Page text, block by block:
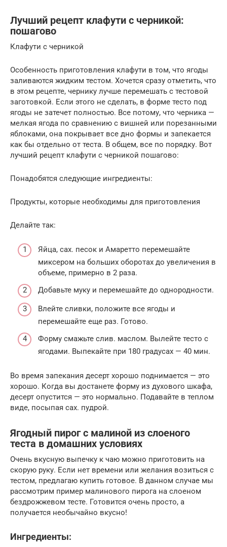
Лучший рецепт клафути с черникой:
пошагово
Клафути с черникой
Особенность приготовления клафути в том, что ягоды
заливаются жидким тестом. Хочется сразу отметить, что
в этом рецепте, чернику лучше перемешать с тестовой
заготовкой. Если этого не сделать, в форме тесто под
ягоды не затечет полностью. Все потому, что черника —
мелкая ягода по сравнению с вишней или порезанными
яблоками, она покрывает все дно формы и запекается
как бы отдельно от теста. В общем, все по порядку. Вот
лучший рецепт клафути с черникой пошагово:
Понадобятся следующие ингредиенты:
Продукты, которые необходимы для приготовления
Делайте так:
Яйца, сах. песок и Амаретто перемешайте
миксером на больших оборотах до увеличения в
объеме, примерно в 2 раза.
Добавьте муку и перемешайте до однородности.
Влейте сливки, положите все ягоды и
перемешайте еще раз. Готово.
Форму смажьте слив. маслом. Вылейте тесто с
ягодами. Выпекайте при 180 градусах — 40 мин.
Во время запекания десерт хорошо поднимается — это
хорошо. Когда вы достанете форму из духового шкафа,
десерт опустится — это нормально. Подавайте в теплом
виде, посыпая сах. пудрой.
Ягодный пирог с малиной из слоеного
теста в домашних условиях
Очень вкусную выпечку к чаю можно приготовить на
скорую руку. Если нет времени или желания возиться с
тестом, предлагаю купить готовое. В данном случае мы
рассмотрим пример малинового пирога на слоеном
бездрожжевом тесте. Готовится очень просто, а
получается необычайно вкусно!
Ингредиенты: